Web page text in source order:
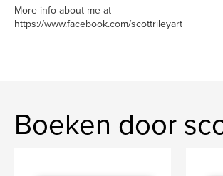
More info about me at
https://www.facebook.com/scottrileyart
Boeken door